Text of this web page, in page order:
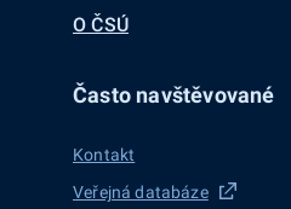
O ČSÚ
Často navštěvované
Kontakt
Veřejná databáze